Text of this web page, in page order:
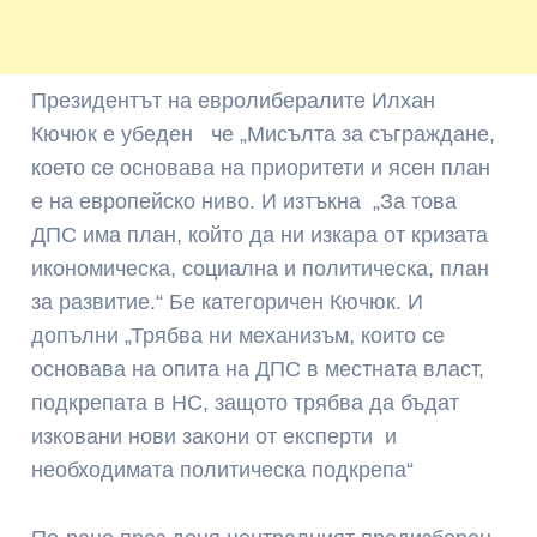
Президентът на евролибералите Илхан
Кючюк е убеден че „Мисълта за съграждане,
което се основава на приоритети и ясен план
е на европейско ниво. И изтъкна „За това
ДПС има план, който да ни изкара от кризата
икономическа, социална и политическа, план
за развитие.“ Бе категоричен Кючюк. И
допълни „Трябва ни механизъм, които се
основава на опита на ДПС в местната власт,
подкрепата в НС, защото трябва да бъдат
изковани нови закони от експерти и
необходимата политическа подкрепа“